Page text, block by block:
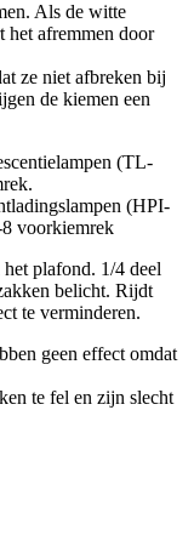
Als de witte
het afremmen door
ze niet afbreken bij
de kiemen een
(TL-
(HPI-
voorkiemrek
plafond. 1/4 deel
belicht. Rijdt
te verminderen.
geen effect omdat
te fel en zijn slecht